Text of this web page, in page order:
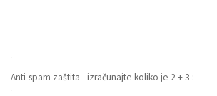
Anti-spam zaštita - izračunajte koliko je 2 + 3 :